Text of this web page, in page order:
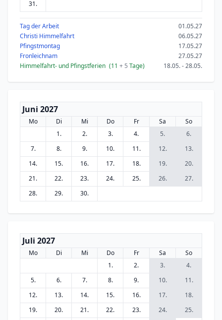
31.
Tag der Arbeit
01.05.27
Christi Himmelfahrt
06.05.27
Pfingstmontag
17.05.27
Fronleichnam
27.05.27
Himmelfahrt- und Pfingstferien (11 + 5 Tage) 18.05. - 28.05.
Juni 2027
Mo Di Mi Do Fr Sa
So
1.
2. 3. 4. 5.
6.
7.
8. 9. 10. 11. 12.
13.
14.
15. 16. 17. 18. 19.
20.
21.
22. 23. 24. 25. 26.
27.
28.
29. 30.
Juli 2027
Mo Di Mi Do Fr Sa
So
1.
2. 3.
4.
5.
6. 7. 8. 9. 10.
11.
12.
13. 14. 15. 16. 17.
18.
19.
20. 21. 22. 23. 24.
25.